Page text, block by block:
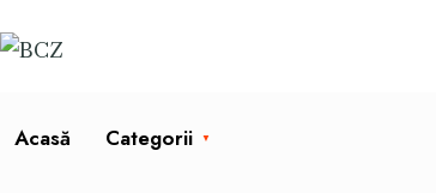
Acasă Categorii